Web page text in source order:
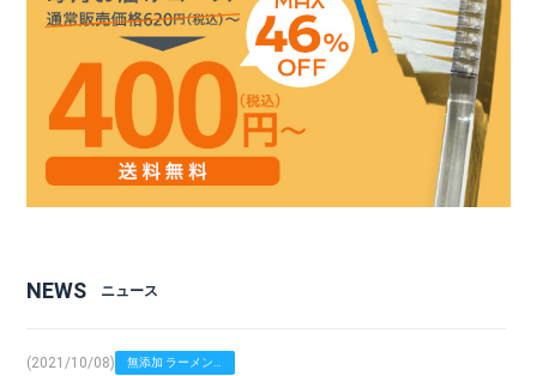
NEWS ニュース
(2021/10/08)
無添加 ラーメン